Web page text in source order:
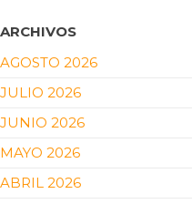
ARCHIVOS
AGOSTO 2026
JULIO 2026
JUNIO 2026
MAYO 2026
ABRIL 2026